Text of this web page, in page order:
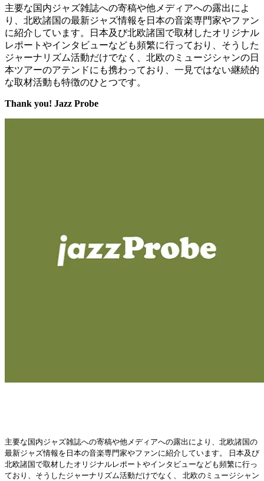
主要な国内ジャズ雑誌への寄稿や他メディアへの露出によ
り、北欧諸国の最新ジャズ情報を日本の音楽専門家やファン
に紹介しています。日本及び北欧諸国で取材したオリジナル
レポートやインタビューなども頻繁に行っており、そうした
ジャーナリズム活動だけでなく、北欧のミュージシャンの日
本ツアーのアテンドにも携わっており、一見ではない継続的
な取材活動も特徴のひとつです。
Thank you! Jazz Probe
主要な国内ジャズ雑誌への寄稿や他メディアへの露出により、北欧諸国の
最新ジャズ情報を日本の音楽専門家やファンに紹介しています。 日本及び
北欧諸国で取材したオリジナルレポートやインタビューなども頻繁に行っ
ており、そうしたジャーナリズム活動だけでなく、 北欧のミュージシャン